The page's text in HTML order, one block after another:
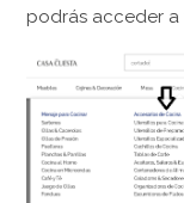
podrás acceder